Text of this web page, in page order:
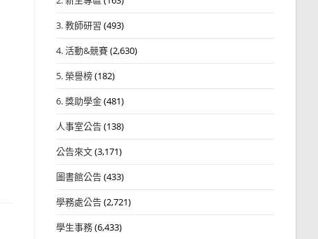
3. 教師研習 (493)
4. 活動&競賽(2,630)
5. 榮譽榜(182)
6. 獎助學金(481)
人事室公告(138)
公告來文(3,171)
圖書館公告(433)
學務處公告(2,721)
學生事務(6,433)